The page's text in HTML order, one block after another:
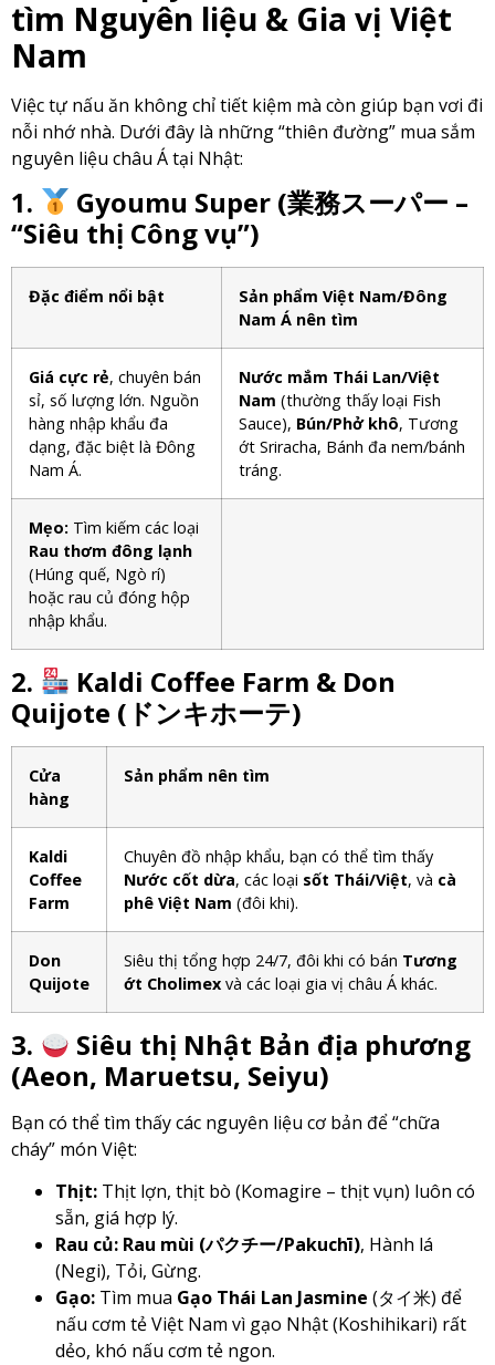
tìm Nguyên liệu & Gia vị Việt
Nam
Việc tự nấu ăn không chỉ tiết kiệm mà còn giúp bạn vơi đi
nỗi nhớ nhà. Dưới đây là những “thiên đường” mua sắm
nguyên liệu châu Á tại Nhật:
1.
Gyoumu Super (業務スーパー –
“Siêu thị Công vụ”)
Đặc điểm nổi bật
Sản phẩm Việt Nam/Đông
Nam Á nên tìm
Giá cực rẻ, chuyên bán
sỉ, số lượng lớn. Nguồn
hàng nhập khẩu đa
dạng, đặc biệt là Đông
Nam Á.
Nước mắm Thái Lan/Việt
Nam (thường thấy loại Fish
Sauce), Bún/Phở khô, Tương
ớt Sriracha, Bánh đa nem/bánh
tráng.
Mẹo: Tìm kiếm các loại
Rau thơm đông lạnh
(Húng quế, Ngò rí)
hoặc rau củ đóng hộp
nhập khẩu.
2.
Kaldi Coffee Farm & Don
Quijote (ドンキホーテ)
Cửa
hàng
Sản phẩm nên tìm
Kaldi
Coffee
Farm
Chuyên đồ nhập khẩu, bạn có thể tìm thấy
Nước cốt dừa, các loại sốt Thái/Việt, và cà
phê Việt Nam (đôi khi).
Don
Quijote
Siêu thị tổng hợp 24/7, đôi khi có bán Tương
ớt Cholimex và các loại gia vị châu Á khác.
3.
Siêu thị Nhật Bản địa phương
(Aeon, Maruetsu, Seiyu)
Bạn có thể tìm thấy các nguyên liệu cơ bản để “chữa
cháy” món Việt:
Thịt: Thịt lợn, thịt bò (Komagire – thịt vụn) luôn có
sẵn, giá hợp lý.
Rau củ: Rau mùi (パクチー/Pakuchī), Hành lá
(Negi), Tỏi, Gừng.
Gạo: Tìm mua Gạo Thái Lan Jasmine (タイ米) để
nấu cơm tẻ Việt Nam vì gạo Nhật (Koshihikari) rất
dẻo, khó nấu cơm tẻ ngon.